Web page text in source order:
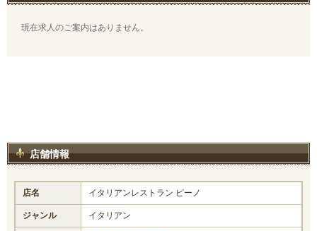
現在求人のご案内はありません。
店舗情報
店名 イタリアンレストラン ピーノ
ジャンル イタリアン